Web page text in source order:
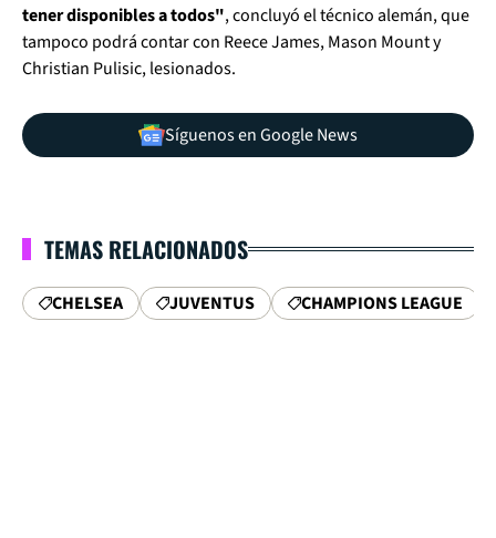
tener disponibles a todos", concluyó el técnico alemán, que
tampoco podrá contar con Reece James, Mason Mount y
Christian Pulisic, lesionados.
Síguenos en Google News
TEMAS RELACIONADOS
CHELSEA JUVENTUS CHAMPIONS LEAGUE